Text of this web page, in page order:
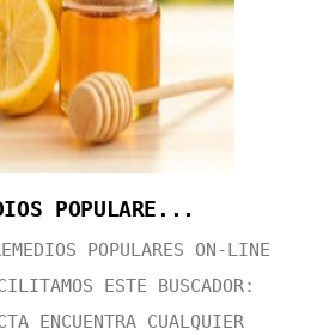
POPULARE...
POPULARES ON-LINE
ESTE BUSCADOR:
ENCUENTRA CUALQUIER